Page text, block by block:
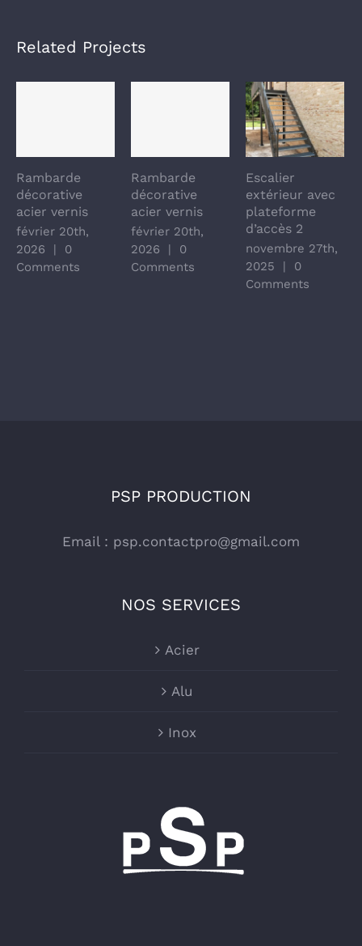
Related Projects
Rambarde
décorative
acier vernis
février 20th,
2026
0
Comments
Rambarde
décorative
acier vernis
février 20th,
2026
0
Comments
Escalier
extérieur avec
plateforme
d’accès 2
novembre 27th,
2025
0
Comments
PSP PRODUCTION
Email : psp.contactpro@gmail.com
NOS SERVICES
Acier
Alu
Inox